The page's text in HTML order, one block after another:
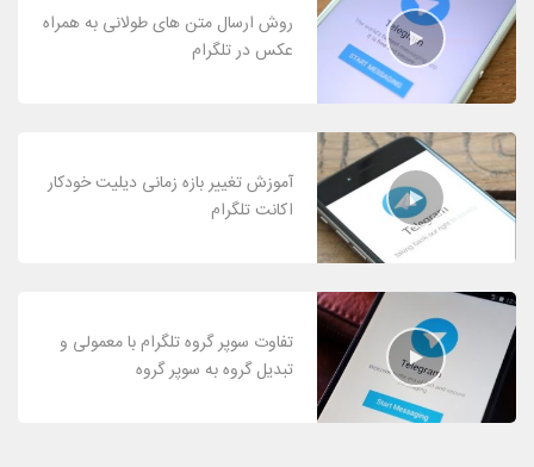
روش ارسال متن های طولانی به همراه
عکس در تلگرام
آموزش تغییر بازه زمانی دیلیت خودکار
اکانت تلگرام
تفاوت سوپر گروه تلگرام با معمولی و
تبدیل گروه به سوپر گروه